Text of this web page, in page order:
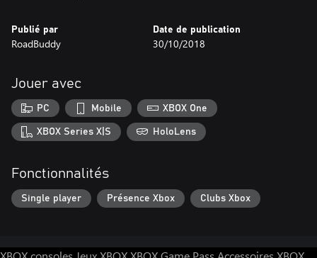
Publié par
RoadBuddy
Date de publication
30/10/2018
Jouer avec
PC Mobile XBOX One
XBOX Series X|S HoloLens
Fonctionnalités
Single player Présence Xbox Clubs Xbox